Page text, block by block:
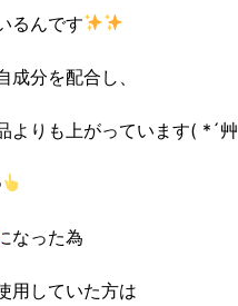
るんです
成分を配合し、
よりも上がっています( *´
なった為
用していた方は